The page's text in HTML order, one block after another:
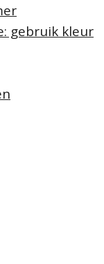
gebruik kleur